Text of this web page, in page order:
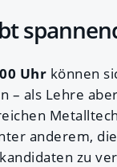
Uhr können
– als Lehre
anderem,
zu